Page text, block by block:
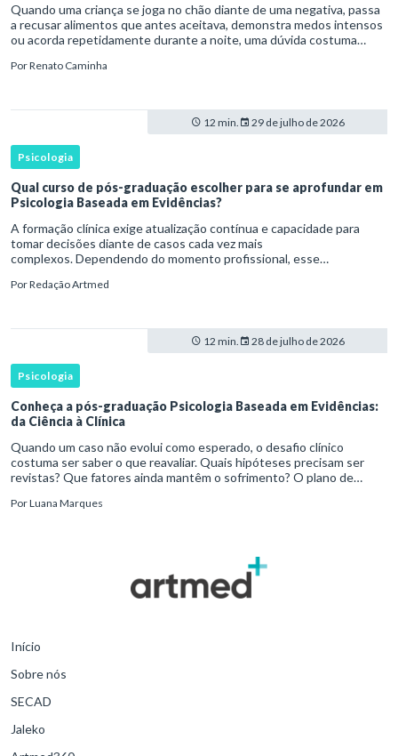
Quando uma criança se joga no chão diante de uma negativa, passa
a recusar alimentos que antes aceitava, demonstra medos intensos
ou acorda repetidamente durante a noite, uma dúvida costuma
PorRenato Caminha
12 min. 29 de julho de 2026
Psicologia
Qual curso de pós-graduação escolher para se aprofundar em
Psicologia Baseada em Evidências?
A formação clínica exige atualização contínua e capacidade para
tomar decisões diante de casos cada vez mais
complexos. Dependendo do momento profissional, esse
aprofundamento em ou a especializaçã
PorRedação Artmed
12 min. 28 de julho de 2026
Psicologia
Conheça a pós-graduação Psicologia Baseada em Evidências:
da Ciência à Clínica
Quando um caso não evolui como esperado, o desafio clínico
costuma ser saber o que reavaliar. Quais hipóteses precisam ser
revistas? Que fatores ainda mantêm o sofrimento? O plano de
necessidades d
PorLuana Marques
Início
Sobre nós
SECAD
Jaleko